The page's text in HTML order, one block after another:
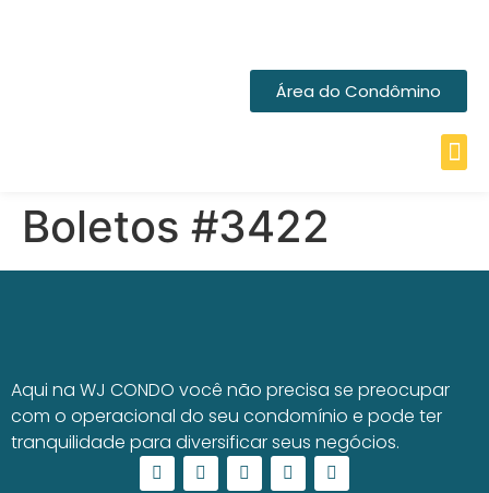
Área do Condômino
Boletos #3422
Aqui na WJ CONDO você não precisa se preocupar
com o operacional do seu condomínio e pode ter
tranquilidade para diversificar seus negócios.